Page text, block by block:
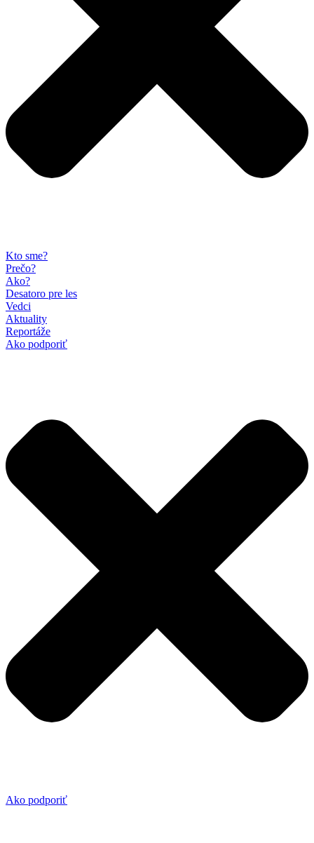
Kto sme?
Prečo?
Ako?
Desatoro pre les
Vedci
Aktuality
Reportáže
Ako podporiť
Ako podporiť